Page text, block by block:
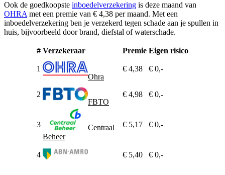
Ook de goedkoopste inboedelverzekering is deze maand van
OHRAmet een premie van € 4,38 per maand. Met een
inboedelverzekering ben je verzekerd tegen schade aan je spullen in
huis, bijvoorbeeld door brand, diefstal of waterschade.
# Verzekeraar Premie Eigen risico
1
Ohra
€ 4,38 € 0,-
2
FBTO
€ 4,98 € 0,-
3
Centraal
Beheer
€ 5,17 € 0,-
4 € 5,40 € 0,-